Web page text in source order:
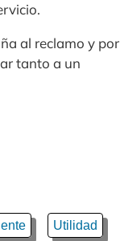
al reclamo y por
tanto a un
Utilidad